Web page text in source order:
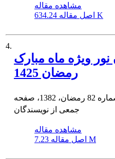
مشاهده مقاله
اصل مقاله 634.24 K
4.
ویژه ماه مبارک
رمضان 1425
جمعی از نویسندگان
مشاهده مقاله
اصل مقاله 7.23 M